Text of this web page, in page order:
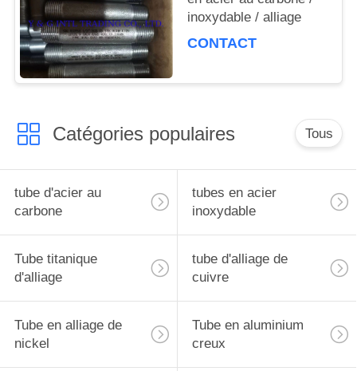
inoxydable / alliage
CONTACT
Catégories populaires Tous
tube d'acier au
carbone
tubes en acier
inoxydable
Tube titanique
d'alliage
tube d'alliage de
cuivre
Tube en alliage de
nickel
Tube en aluminium
creux